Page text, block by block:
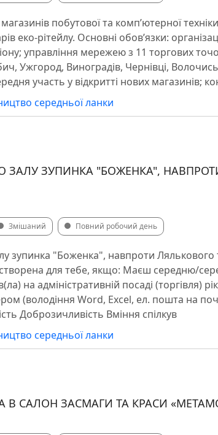
побутової та комп’ютерної
еко-рітейлу. Основні обов’язки:
управління мережею з 11 торгових
Ужгород, Виноградів, Чернівці,
участь у відкритті нових магазинів;
середньої ланки
ЗАЛУ ЗУПИНКА "БОЖЕНКА",
Змішаний Повний робочий день
зупинка "Боженка", навпроти
для тебе, якщо: Маєш середню/
на адміністративній посаді (торгівля)
(володіння Word, Excel, ел. пошта на
Доброзичливість Вміння спілкув
середньої ланки
В САЛОН ЗАСМАГИ ТА КРАСИ